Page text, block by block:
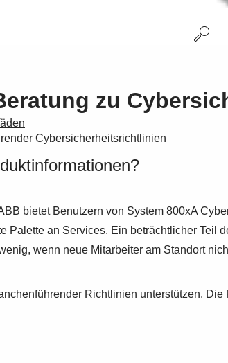
zu
Cybersicherheitsrichtlinien
bietet Benutzern von System 800xA
an Services. Ein beträchtlicher Teil
wenn neue Mitarbeiter am Standort
Richtlinien unterstützen.